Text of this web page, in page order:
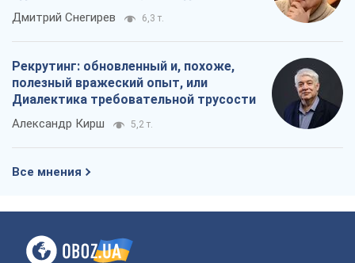
российских оккупантов
Дмитрий Снегирев 6,3 т.
Рекрутинг: обновленный и, похоже,
полезный вражеский опыт, или
Диалектика требовательной трусости
Александр Кирш 5,2 т.
Все мнения